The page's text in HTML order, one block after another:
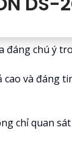
đáng chú ý
và đáng
chỉ quan